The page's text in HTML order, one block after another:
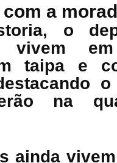
a
o
vivem em
taipa e
na
ainda